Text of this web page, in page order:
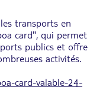
transports en
card", qui permet
publics et offre
activités.
card-valable-24-